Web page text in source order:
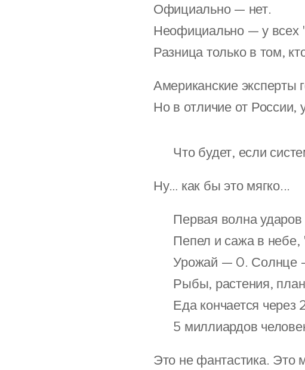
Официально — нет.
Неофициально — у всех
Разница только в том,
Американские эксперты
Но в отличие от России,
🔻 Что будет, если
Ну… как бы это мягко...
🌍 Первая волна
🌫️ Пепел и сажа в небе,
🌾 Урожай — 0. Солнце
🐟 Рыбы, растения,
🍽️ Еда кончается через
📉 5 миллиардов
Это не фантастика. Это